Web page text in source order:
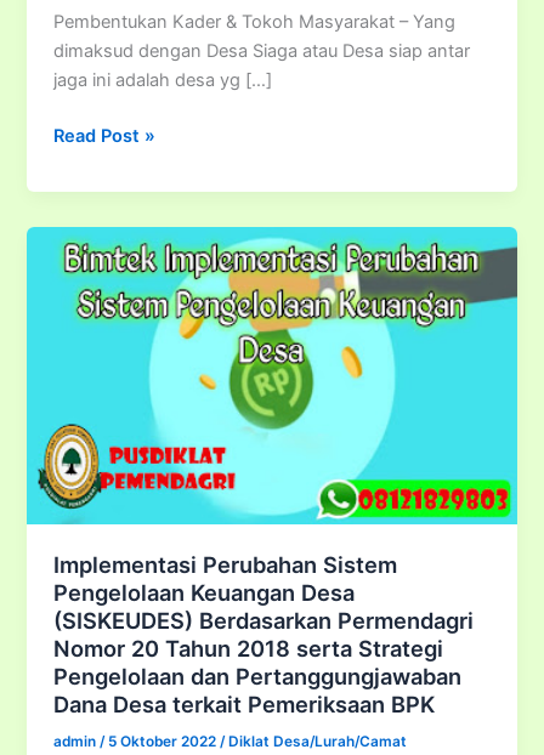
Pembentukan Kader & Tokoh Masyarakat – Yang
dimaksud dengan Desa Siaga atau Desa siap antar
jaga ini adalah desa yg […]
Bimtek
Diklat
Pembentukan
Kader
dan
Tokoh
Pengembangan
Desa
siaga
Read Post »
Implementasi Perubahan Sistem
Pengelolaan Keuangan Desa
(SISKEUDES) Berdasarkan Permendagri
Nomor 20 Tahun 2018 serta Strategi
Pengelolaan dan Pertanggungjawaban
Dana Desa terkait Pemeriksaan BPK
admin / 5 Oktober 2022 /Diklat Desa/Lurah/Camat